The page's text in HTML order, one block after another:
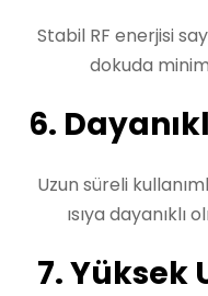
Stabil RF enerjisi
dokuda
6.
Uzun süreli
ısıya dayanıklı
7. Yüksek